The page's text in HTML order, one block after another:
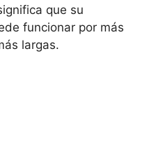
que su
funcionar por más
largas.